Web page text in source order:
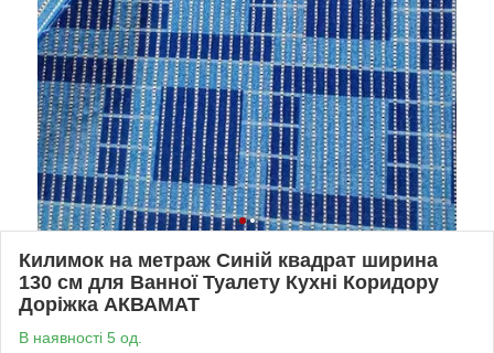
Килимок на метраж Синій квадрат ширина
130 см для Ванної Туалету Кухні Коридору
Доріжка АКВАМАТ
В наявності 5 од.